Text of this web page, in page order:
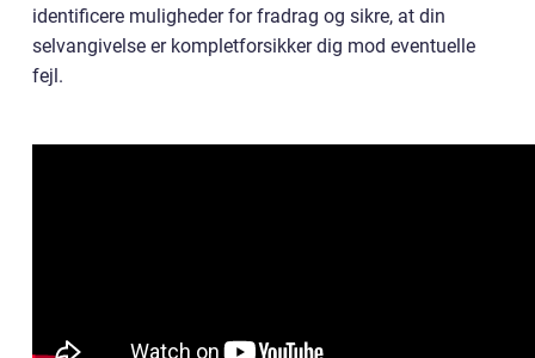
identificere muligheder for fradrag og sikre, at din
selvangivelse er kompletforsikker dig mod eventuelle
fejl.